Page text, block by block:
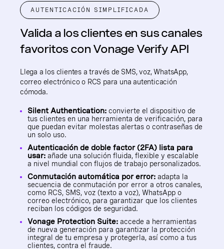
AUTENTICACIÓN SIMPLIFICADA
Valida a los clientes en sus canales
favoritos con Vonage Verify API
Llega a los clientes a través de SMS, voz, WhatsApp,
correo electrónico o RCS para una autenticación
cómoda.
Silent Authentication: convierte el dispositivo de
tus clientes en una herramienta de verificación, para
que puedan evitar molestas alertas o contraseñas de
un solo uso.
Autenticación de doble factor (2FA) lista para
usar: añade una solución fluida, flexible y escalable
a nivel mundial con flujos de trabajo personalizados.
Conmutación automática por error: adapta la
secuencia de conmutación por error a otros canales,
como RCS, SMS, voz (texto a voz), WhatsApp o
correo electrónico, para garantizar que los clientes
reciban los códigos de seguridad.
Vonage Protection Suite: accede a herramientas
de nueva generación para garantizar la protección
integral de tu empresa y protegerla, así como a tus
clientes, contra el fraude.